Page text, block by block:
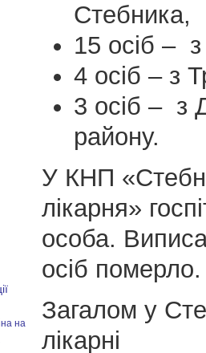
на
Стебника,
15 осіб –
4 осіб – з
3 осіб – з
району.
У КНП
лікарня»
особа.
осіб померло.
Загалом у
лікарні